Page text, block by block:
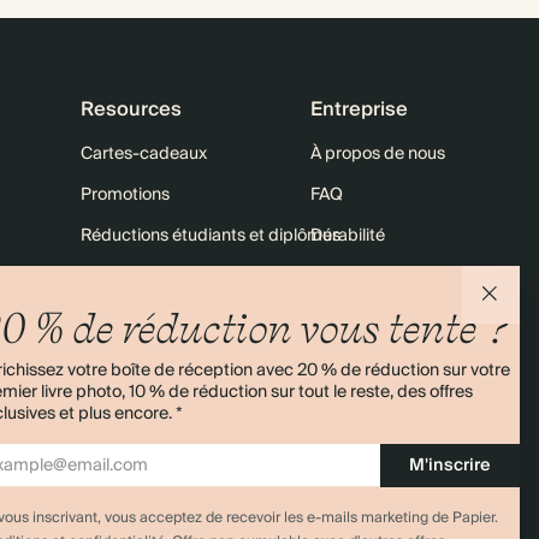
% de réduction vous tente ?
votre boîte de réception avec 20 % de réduction sur votre
livre photo, 10 % de réduction sur tout le reste, des offres
et plus encore. *
M'inscrire
inscrivant, vous acceptez de recevoir les e-mails marketing de Papier.
Resources
Cartes-cadeaux
Promotions
Réductions étudiants et diplômés
Plan du site
Entreprise
À propos de nous
FAQ
Durabilité
Expédition
Retours
Plus de 11 000 avis